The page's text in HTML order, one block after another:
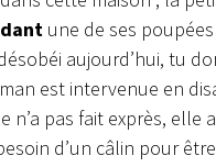
une de ses poupées
aujourd’hui, tu
est intervenue en
n’a pas fait exprès, elle a
d’un câlin pour être